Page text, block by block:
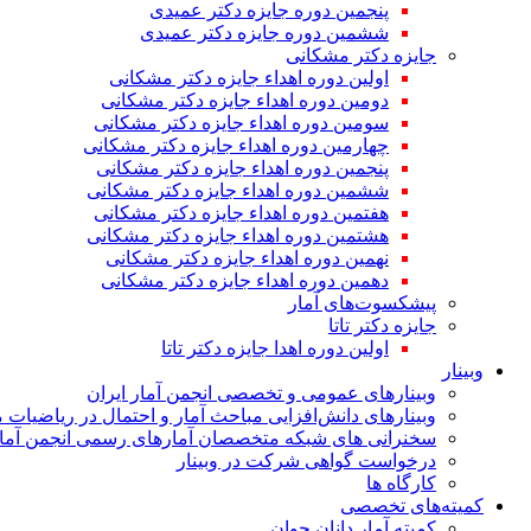
پنجمین دوره جایزه دکتر عمیدی
ششمین دوره جایزه دکتر عمیدی
جایزه دکتر مشکانی
اولین دوره اهداء جایزه دکتر مشکانی
دومین دوره اهداء جایزه دکتر مشکانی
سومین دوره اهداء جایزه دکتر مشکانی
چهارمین دوره اهداء جایزه دکتر مشکانی
پنجمین دوره اهداء جایزه دکتر مشکانی
ششمین دوره اهداء جایزه دکتر مشکانی
هفتمین دوره اهداء جایزه دکتر مشکانی
هشتمین دوره اهداء جایزه دکتر مشکانی
نهمین دوره اهداء جایزه دکتر مشکانی
دهمین دوره اهداء جایزه دکتر مشکانی
پیشکسوت‌های آمار
جایزه دکتر تاتا
اولین دوره اهدا جایزه دکتر تاتا
وبینار
وبینارهای عمومی و تخصصی انجمن آمار ایران
وبینارهای دانش‌افزایی مباحث آمار و احتمال در
سخنرانی های شبکه متخصصان آمارهای رسمی انجمن
درخواست گواهی شرکت در وبینار
کارگاه ها
کمیته‌های تخصصی